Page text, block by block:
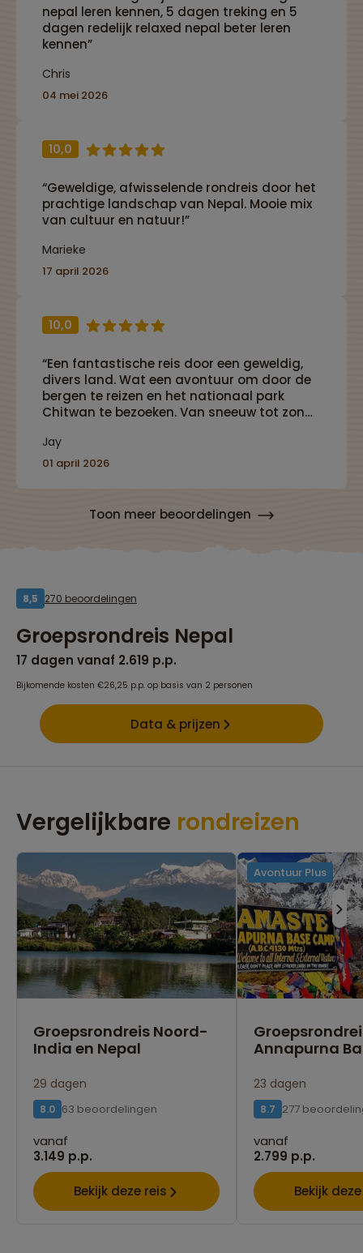
nepal leren kennen, 5 dagen treking en 5
dagen redelijk relaxed nepal beter leren
kennen”
Chris
04 mei 2026
10,0
“Geweldige, afwisselende rondreis door het
prachtige landschap van Nepal. Mooie mix
van cultuur en natuur!”
Marieke
17 april 2026
10,0
“Een fantastische reis door een geweldig,
divers land. Wat een avontuur om door de
bergen te reizen en het nationaal park
Chitwan te bezoeken. Van sneeuw tot zon
Jay
01 april 2026
Toon meer beoordelingen
8,5 270 beoordelingen
Groepsrondreis Nepal
17 dagen vanaf 2.619 p.p.
Bijkomende kosten €26,25 p.p. op basis van 2 personen
Data & prijzen
Vergelijkbare rondreizen
Groepsrondreis Noord-
India en Nepal
29 dagen
8.0 63 beoordelingen
vanaf
3.149 p.p.
Bekijk deze reis
Avontuur Plus
Annapurna
23 dagen
8.7 277
vanaf
2.799 p.p.
Bekijk